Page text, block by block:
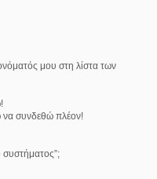
μου στη λίστα των
να συνδεθώ πλέον!
συστήματος”;